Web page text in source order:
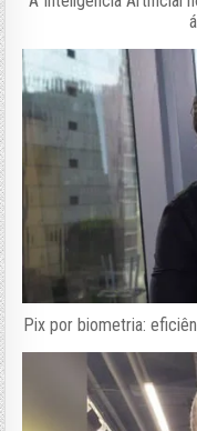
Pix por biometria: